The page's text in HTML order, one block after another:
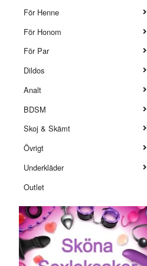
För Henne
För Honom
För Par
Dildos
Analt
BDSM
Skoj & Skämt
Övrigt
Underkläder
Outlet